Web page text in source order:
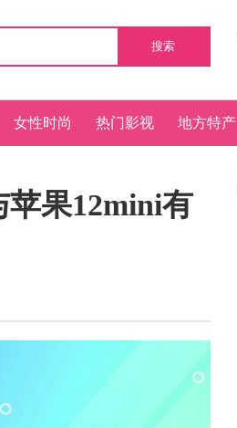
搜索
女性时尚 热门影视 地方特产
苹果12mini有